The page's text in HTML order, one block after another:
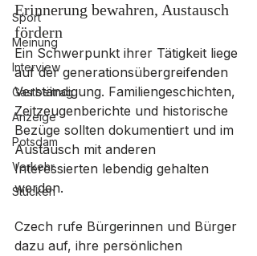
Sport
Meinung
Interview
Gastbeitrag
Anzeige
Potsdam
Verkehr
Stücken
Erinnerung bewahren, Austausch
fördern
Ein Schwerpunkt ihrer Tätigkeit liege
auf der generationsübergreifenden
Verständigung. Familiengeschichten,
Zeitzeugenberichte und historische
Bezüge sollten dokumentiert und im
Austausch mit anderen
Interessierten lebendig gehalten
werden.
Czech rufe Bürgerinnen und Bürger
dazu auf, ihre persönlichen